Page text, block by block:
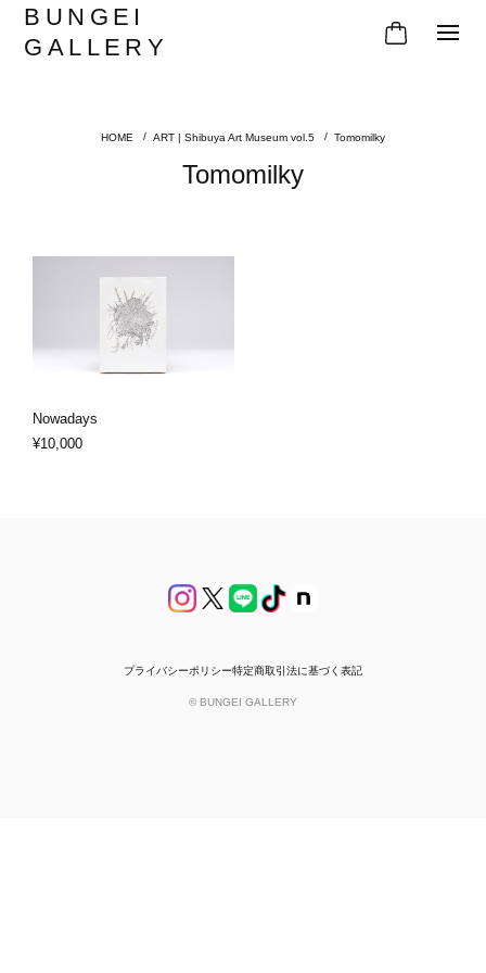
BUNGEI
GALLERY
ART | Shibuya Art Museum vol.5 Tomomilky
Tomomilky
Nowadays
¥10,000
プライバシーポリシー特定商取引法に基づく表記
© BUNGEI GALLERY